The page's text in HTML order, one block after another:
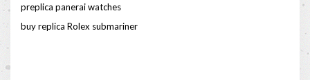
preplica panerai watches
buy replica Rolex submariner